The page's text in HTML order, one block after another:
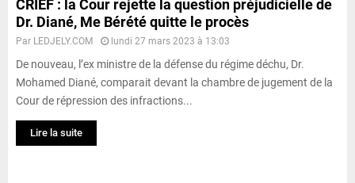
CRIEF : la Cour rejette la question préjudicielle de
Dr. Diané, Me Bérété quitte le procès
Par LEDJELY.COM lundi 27 mars 2023 à 13:03
De nouveau, l’ex ministre de la défense du régime déchu, Dr.
Mohamed Diané, comparait devant la chambre de jugement de la
Cour de répression des infractions...
Lire la suite